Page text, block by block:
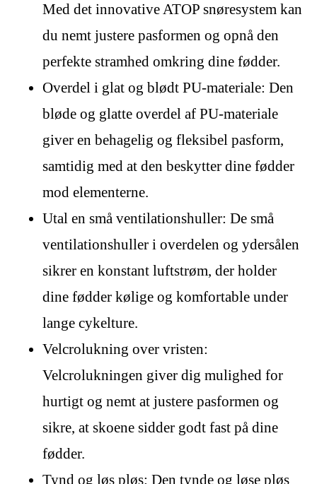
Med det innovative ATOP snøresystem kan
du nemt justere pasformen og opnå den
perfekte stramhed omkring dine fødder.
Overdel i glat og blødt PU-materiale: Den
bløde og glatte overdel af PU-materiale
giver en behagelig og fleksibel pasform,
samtidig med at den beskytter dine fødder
mod elementerne.
Utal en små ventilationshuller: De små
ventilationshuller i overdelen og ydersålen
sikrer en konstant luftstrøm, der holder
dine fødder kølige og komfortable under
lange cykelture.
Velcrolukning over vristen:
Velcrolukningen giver dig mulighed for
hurtigt og nemt at justere pasformen og
sikre, at skoene sidder godt fast på dine
fødder.
Tynd og løs pløs: Den tynde og løse pløs